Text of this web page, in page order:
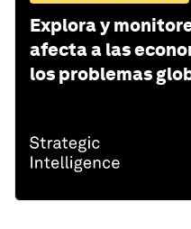
Explora y
afecta a las
los problemas